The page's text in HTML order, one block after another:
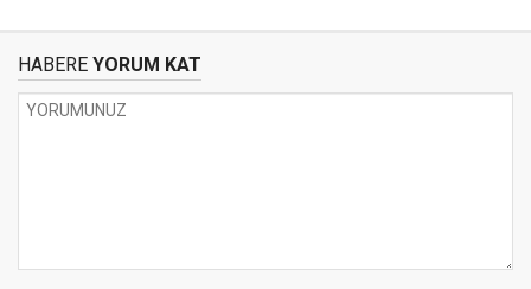
HABERE YORUM KAT